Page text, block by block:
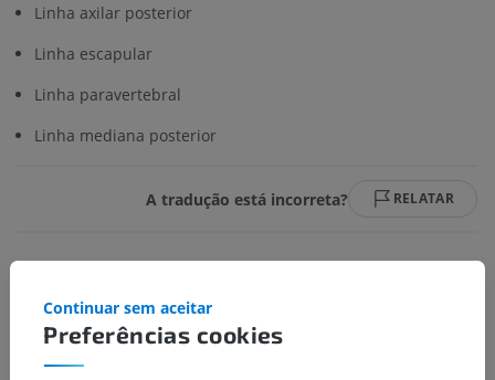
Linha axilar posterior
Linha escapular
Linha paravertebral
Linha mediana posterior
A tradução está incorreta? RELATAR
Hierarquia anatômica
Preferências cookies
Continuar sem aceitar